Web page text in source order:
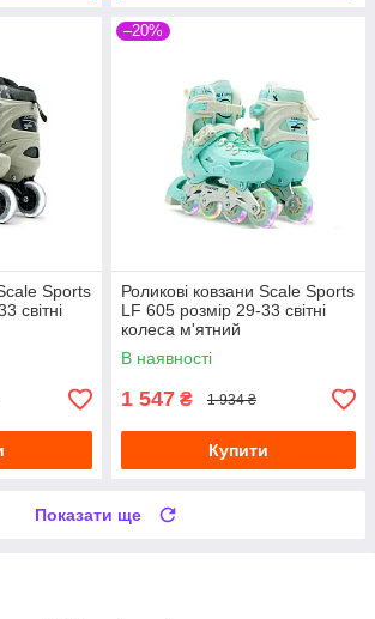
Sports
світні
–20%
Роликові ковзани Scale Sports
LF 605 розмір 29-33 світні
колеса м'ятний
В наявності
1 547 ₴ 1 934 ₴
Купити
Показати ще